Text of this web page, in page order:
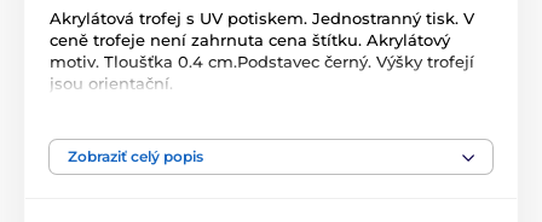
Akrylátová trofej s UV potiskem. Jednostranný tisk. V
ceně trofeje není zahrnuta cena štítku. Akrylátový
motiv. Tloušťka 0.4 cm.Podstavec černý. Výšky trofejí
jsou orientační.
Produkt je zaradený v kategóriách
Zobraziť celý popis